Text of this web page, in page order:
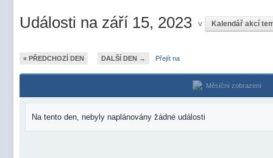
Události na září 15, 2023 v Kalendář akcí
« PŘEDCHOZÍ DEN DALŠÍ DEN → Přejít na
Měsíční zobrazení
Na tento den, nebyly naplánovány žádné události